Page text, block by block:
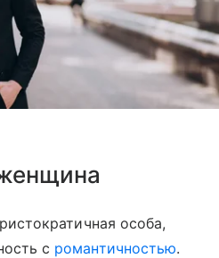
особа,
с романтичностью.